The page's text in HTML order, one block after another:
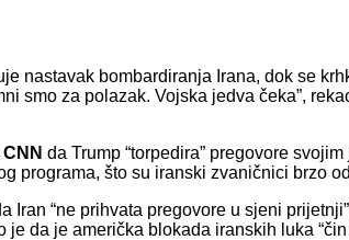
nastavak bombardiranja Irana, dok se
smo za polazak. Vojska jedva čeka”,
CNN da Trump “torpedira” pregovore
programa, što su iranski zvaničnici brzo
“ne prihvata pregovore u sjeni
je da je američka blokada iranskih luka